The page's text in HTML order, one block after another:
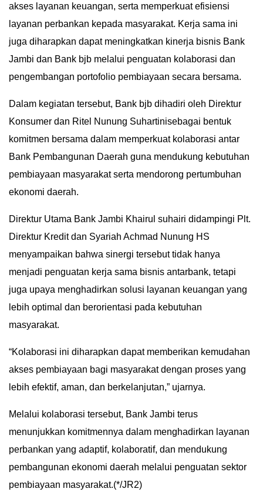
INFOGRAFIS
ADVERTORIAL
INDEKS
akses layanan keuangan, serta memperkuat efisiensi
layanan perbankan kepada masyarakat. Kerja sama ini
juga diharapkan dapat meningkatkan kinerja bisnis Bank
Jambi dan Bank bjb melalui penguatan kolaborasi dan
pengembangan portofolio pembiayaan secara bersama.
Dalam kegiatan tersebut, Bank bjb dihadiri oleh Direktur
Konsumer dan Ritel Nunung Suhartinisebagai bentuk
komitmen bersama dalam memperkuat kolaborasi antar
Bank Pembangunan Daerah guna mendukung kebutuhan
pembiayaan masyarakat serta mendorong pertumbuhan
ekonomi daerah.
Direktur Utama Bank Jambi Khairul suhairi didampingi Plt.
Direktur Kredit dan Syariah Achmad Nunung HS
menyampaikan bahwa sinergi tersebut tidak hanya
menjadi penguatan kerja sama bisnis antarbank, tetapi
juga upaya menghadirkan solusi layanan keuangan yang
lebih optimal dan berorientasi pada kebutuhan
masyarakat.
“Kolaborasi ini diharapkan dapat memberikan kemudahan
akses pembiayaan bagi masyarakat dengan proses yang
lebih efektif, aman, dan berkelanjutan,” ujarnya.
Melalui kolaborasi tersebut, Bank Jambi terus
menunjukkan komitmennya dalam menghadirkan layanan
perbankan yang adaptif, kolaboratif, dan mendukung
pembangunan ekonomi daerah melalui penguatan sektor
pembiayaan masyarakat.(*/JR2)